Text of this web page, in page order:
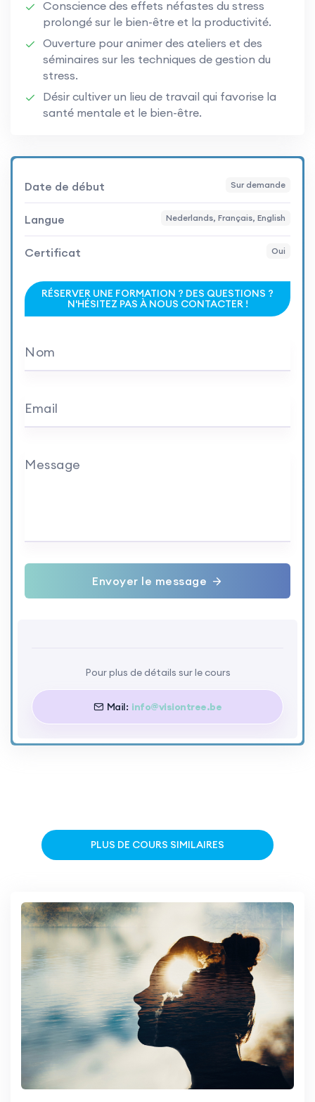
Conscience des effets néfastes du stress
prolongé sur le bien-être et la productivité.
Ouverture pour animer des ateliers et des
séminaires sur les techniques de gestion du
stress.
Désir cultiver un lieu de travail qui favorise la
santé mentale et le bien-être.
Date de début Sur demande
Langue Nederlands, Français, English
Certificat Oui
RÉSERVER UNE FORMATION ? DES QUESTIONS ?
N'HÉSITEZ PAS À NOUS CONTACTER !
Nom
Email
Message
Envoyer le message
Pour plus de détails sur le cours
Mail: info@visiontree.be
PLUS DE COURS SIMILAIRES